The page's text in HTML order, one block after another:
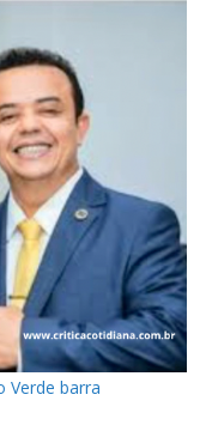
Verde barra